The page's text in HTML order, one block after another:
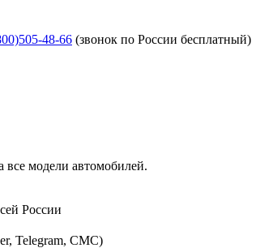
48-66 (звонок по России бесплатный)
все модели автомобилей.
России
Telegram, СМС)